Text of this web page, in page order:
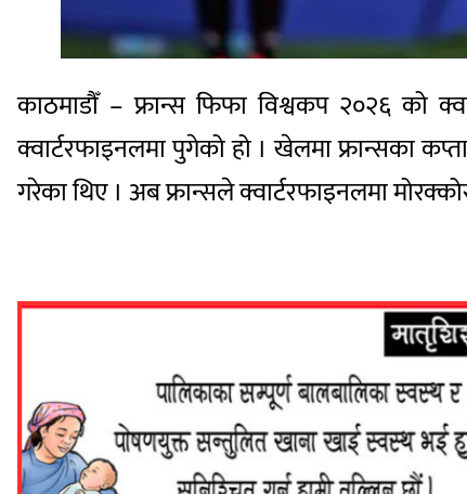
काठमाडौँ – फ्रान्स फिफा विश्वकप २०२६ को
क्वार्टरफाइनलमा पुगेको हो । खेलमा फ्रान्सका
गरेका थिए । अब फ्रान्सले क्वार्टरफाइनलमा